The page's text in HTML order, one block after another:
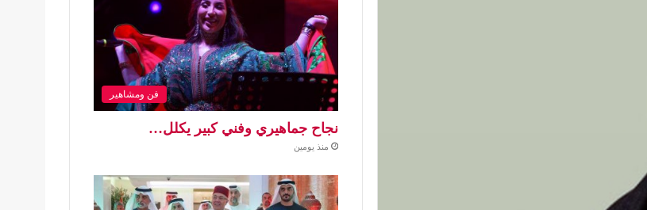
فن ومشاهير
نجاح جماهيري وفني كبير يكلل…
منذ يومين